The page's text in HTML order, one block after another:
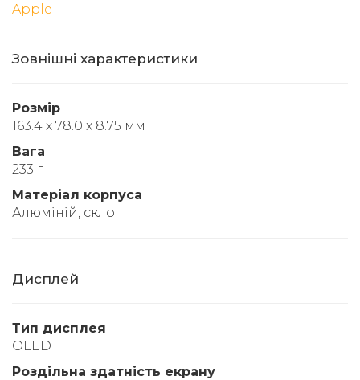
Apple
Зовнішні характеристики
Розмір
163.4 х 78.0 х 8.75 мм
Вага
233 г
Матеріал корпуса
Алюміній, скло
Дисплей
Тип дисплея
OLED
Роздільна здатність екрану